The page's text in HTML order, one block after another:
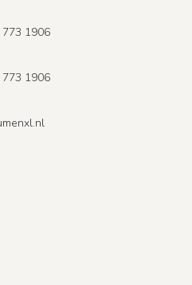
1906
1906